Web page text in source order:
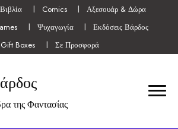
Βιβλία Comics
Αξεσουάρ & Δώρα
Ψυχαγωγία
Εκδόσεις Βάρδος
Gift Boxes
Σε Προσφορά
της Φαντασίας